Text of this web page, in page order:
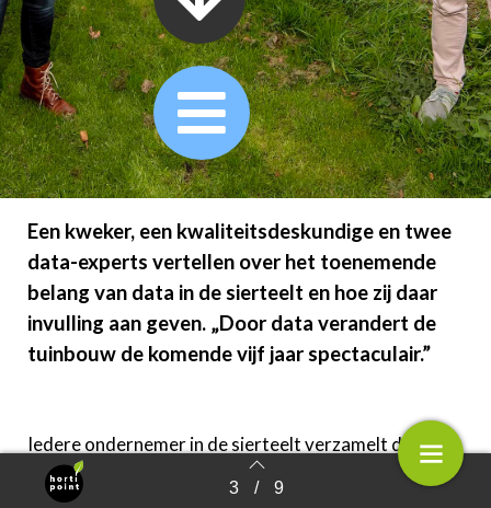
Terug naar overzicht 3 / 9
Een kweker, een kwaliteitsdeskundige en twee
data-experts vertellen over het toenemende
belang van data in de sierteelt en hoe zij daar
invulling aan geven. „Door data verandert de
tuinbouw de komende vijf jaar spectaculair.”
Iedere ondernemer in de sierteelt verzamelt data; via
een kassasysteem, een webshop, verkoopsoftware,
het arbeidsregistratiesysteem of de